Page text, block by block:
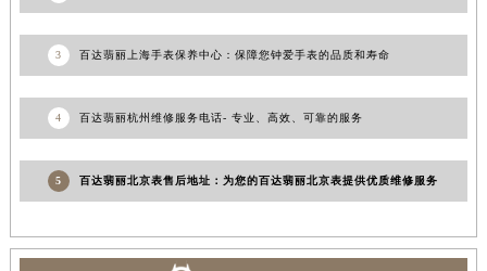
3 百达翡丽上海手表保养中心：保障您钟爱手表的品质和寿命
4 百达翡丽杭州维修服务电话- 专业、高效、可靠的服务
5 百达翡丽北京表售后地址：为您的百达翡丽北京表提供优质维修服务